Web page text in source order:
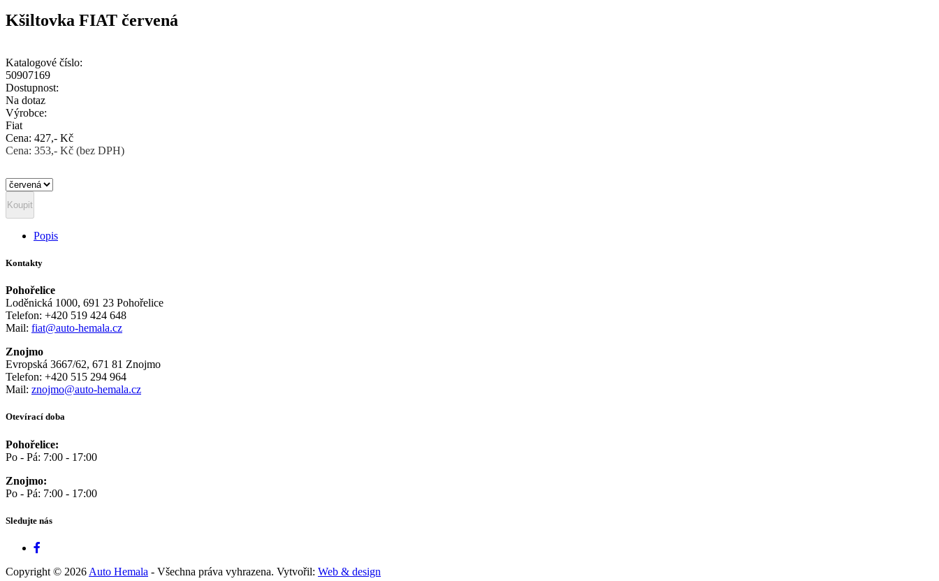
Kšiltovka FIAT červená
Katalogové číslo:
50907169
Dostupnost:
Na dotaz
Výrobce:
Fiat
Cena: 427,- Kč
Cena: 353,- Kč (bez DPH)
Popis
Kontakty
Pohořelice
Loděnická 1000, 691 23 Pohořelice
Telefon: +420 519 424 648
Mail: fiat@auto-hemala.cz
Znojmo
Evropská 3667/62, 671 81 Znojmo
Telefon: +420 515 294 964
Mail: znojmo@auto-hemala.cz
Otevírací doba
Pohořelice:
Po - Pá: 7:00 - 17:00
Znojmo:
Po - Pá: 7:00 - 17:00
Sledujte nás
Copyright © 2026 Auto Hemala - Všechna práva vyhrazena. Vytvořil: Web & design